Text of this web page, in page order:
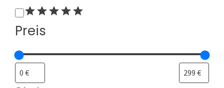
Bewertung
Preis